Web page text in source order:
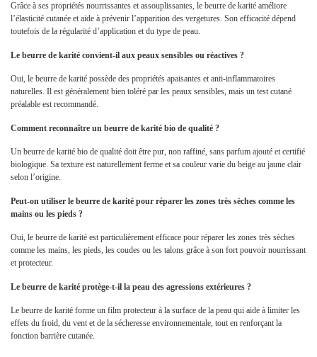
Grâce à ses propriétés nourrissantes et assouplissantes, le beurre de karité améliore
l’élasticité cutanée et aide à prévenir l’apparition des vergetures. Son efficacité dépend
toutefois de la régularité d’application et du type de peau.
Le beurre de karité convient-il aux peaux sensibles ou réactives ?
Oui, le beurre de karité possède des propriétés apaisantes et anti-inflammatoires
naturelles. Il est généralement bien toléré par les peaux sensibles, mais un test cutané
préalable est recommandé.
Comment reconnaître un beurre de karité bio de qualité ?
Un beurre de karité bio de qualité doit être pur, non raffiné, sans parfum ajouté et certifié
biologique. Sa texture est naturellement ferme et sa couleur varie du beige au jaune clair
selon l’origine.
Peut-on utiliser le beurre de karité pour réparer les zones très sèches comme les
mains ou les pieds ?
Oui, le beurre de karité est particulièrement efficace pour réparer les zones très sèches
comme les mains, les pieds, les coudes ou les talons grâce à son fort pouvoir nourrissant
et protecteur.
Le beurre de karité protège-t-il la peau des agressions extérieures ?
Le beurre de karité forme un film protecteur à la surface de la peau qui aide à limiter les
effets du froid, du vent et de la sécheresse environnementale, tout en renforçant la
fonction barrière cutanée.